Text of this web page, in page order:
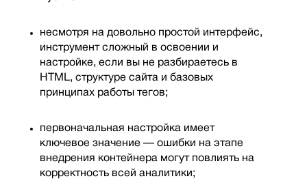
несмотря на довольно простой интерфейс,
инструмент сложный в освоении и
настройке, если вы не разбираетесь в
HTML, структуре сайта и базовых
принципах работы тегов;
первоначальная настройка имеет
ключевое значение — ошибки на этапе
внедрения контейнера могут повлиять на
корректность всей аналитики;